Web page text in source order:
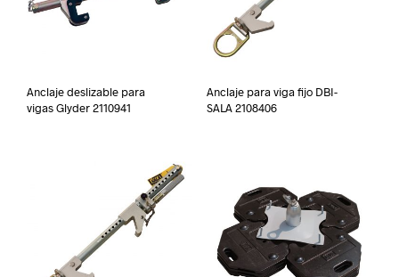
Anclaje deslizable para
vigas Glyder 2110941
Anclaje para viga fijo DBI-
SALA 2108406